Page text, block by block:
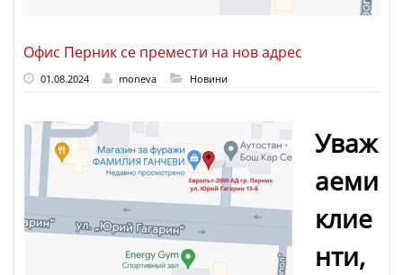
Офис Перник се премести на нов адрес
01.08.2024 moneva Новини
Уваж
аеми
клие
нти,